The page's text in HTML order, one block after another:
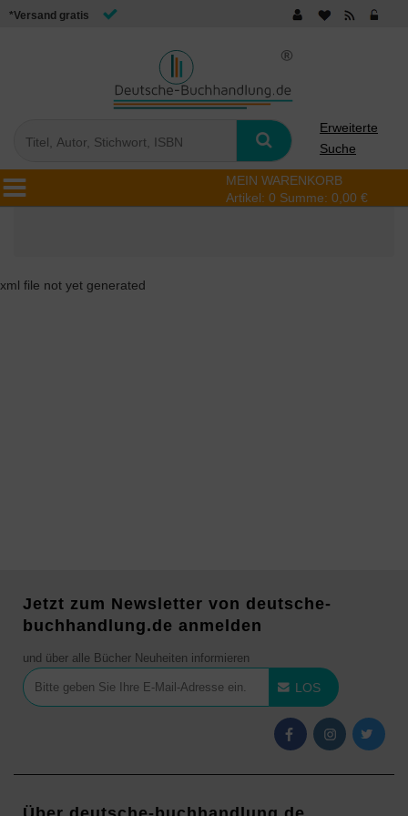
*Versand gratis
Erweiterte
Suche
MEIN WARENKORB
Artikel: 0 Summe: 0,00 €
xml file not yet generated
Jetzt zum Newsletter von deutsche-
buchhandlung.de anmelden
und über alle Bücher Neuheiten informieren
LOS